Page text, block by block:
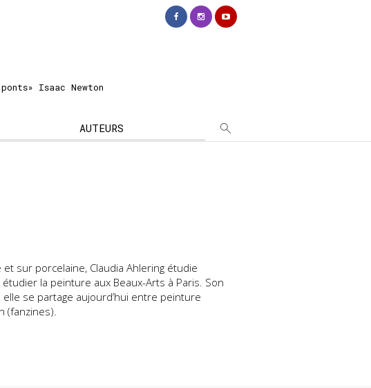
Isaac Newton
AUTEURS
sur porcelaine, Claudia Ahlering étudie
la peinture aux Beaux-Arts à Paris. Son
se partage aujourd’hui entre peinture
(fanzines).